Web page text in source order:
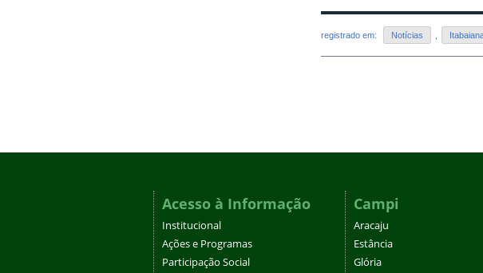
registrado em: Notícias
Acesso à Informação
Institucional
Ações e Programas
Participação Social
Campi
Aracaju
Estância
Glória